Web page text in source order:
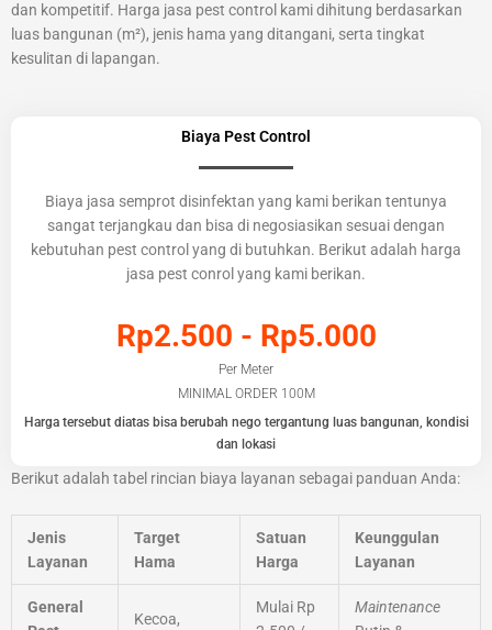
dan kompetitif. Harga jasa pest control kami dihitung berdasarkan
luas bangunan (m²), jenis hama yang ditangani, serta tingkat
kesulitan di lapangan.
Biaya Pest Control
Biaya jasa semprot disinfektan yang kami berikan tentunya
sangat terjangkau dan bisa di negosiasikan sesuai dengan
kebutuhan pest control yang di butuhkan. Berikut adalah harga
jasa pest conrol yang kami berikan.
Rp2.500 - Rp5.000
Per Meter
MINIMAL ORDER 100M
Harga tersebut diatas bisa berubah nego tergantung luas bangunan, kondisi
dan lokasi
Berikut adalah tabel rincian biaya layanan sebagai panduan Anda:
Jenis
Layanan
Target
Hama
Satuan
Harga
Keunggulan
Layanan
General
Kecoa,
Mulai Rp
Maintenance